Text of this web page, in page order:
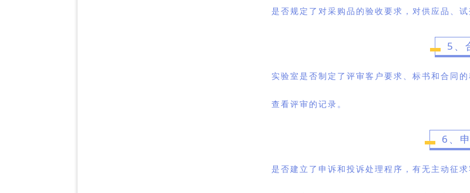
是否规定了对采购品的验收要求，对供应品、
5、
实验室是否制定了评审客户要求、标书和合同
查看评审的记录。
6、
是否建立了申诉和投诉处理程序，有无主动征